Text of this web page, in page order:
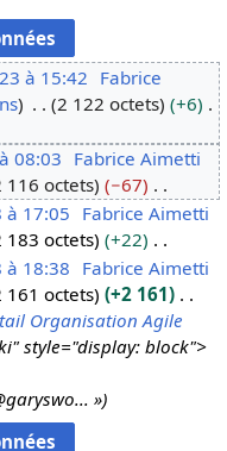
à 15:42
Fabrice
2 122 octets +6
08:03 Fabrice Aimetti
116 octets
−67
à 17:05 Fabrice Aimetti
183 octets
+22
à 18:38 Fabrice Aimetti
161 octets
+2 161
Organisation Agile
style="display: block">
»